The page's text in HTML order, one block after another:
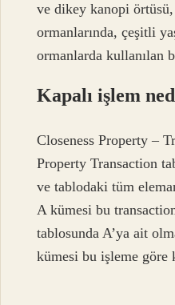
ve dikey kanopi
ormanlarında, çeşitli
ormanlarda kullanılan
Kapalı işlem
Closeness Property –
Property Transaction
ve tablodaki tüm
A kümesi bu
tablosunda A’ya ait
kümesi bu işleme göre